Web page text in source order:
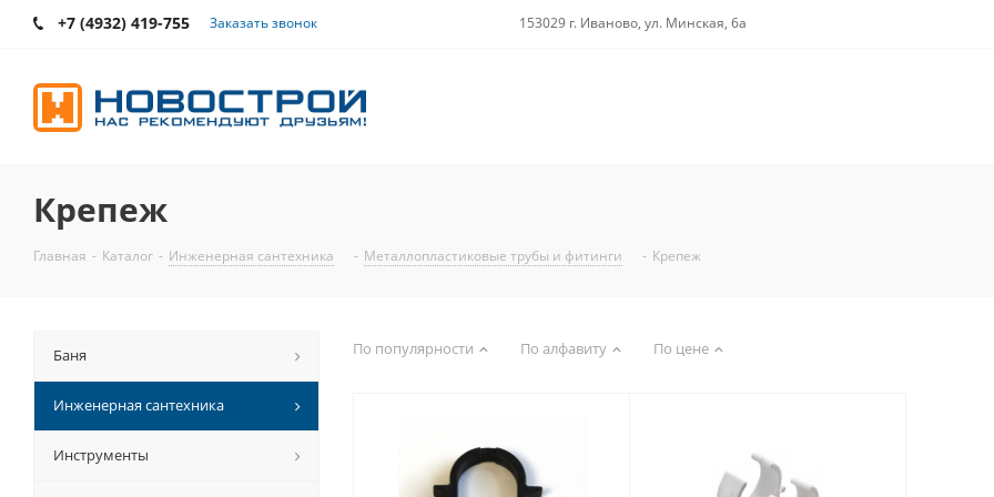
+7 (4932) 419-755 Заказать звонок 153029 г. Иваново, ул. Минская, 6а
Крепеж
Главная - Каталог - Инженерная сантехника - Металлопластиковые трубы и фитинги - Крепеж
По популярности По алфавиту По цене
Баня
Инженерная сантехника
Инструменты